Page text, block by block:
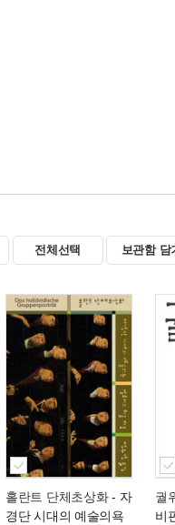
전체선택 보관함 담
홀란트 단체초상화- 자
경단 시대의 예술의욕
궐
비